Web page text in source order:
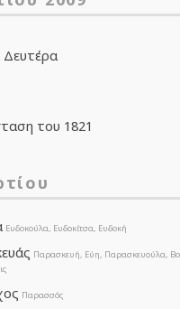
του 1821
Ευδοκούλα, Ευδοκίτσα, Ευδοκή
Παρασκευή, Εύη, Παρασκευούλα,
Παρασσός